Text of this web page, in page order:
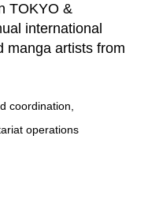
TOKYO &
international
manga artists from
coordination,
operations